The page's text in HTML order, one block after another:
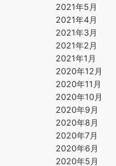
2021年5月
2021年4月
2021年3月
2021年2月
2021年1月
2020年12月
2020年11月
2020年10月
2020年9月
2020年8月
2020年7月
2020年6月
2020年5月